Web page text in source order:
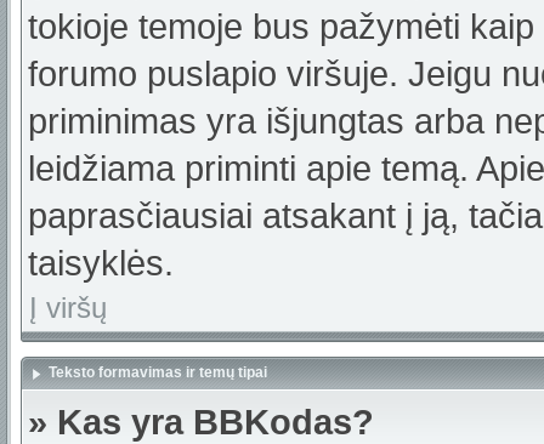
tokioje temoje bus pažymėti
forumo puslapio viršuje. Jeigu
priminimas yra išjungtas arba
leidžiama priminti apie temą.
paprasčiausiai atsakant į ją,
taisyklės.
Į viršų
Teksto formavimas ir temų tipai
» Kas yra BBKodas?